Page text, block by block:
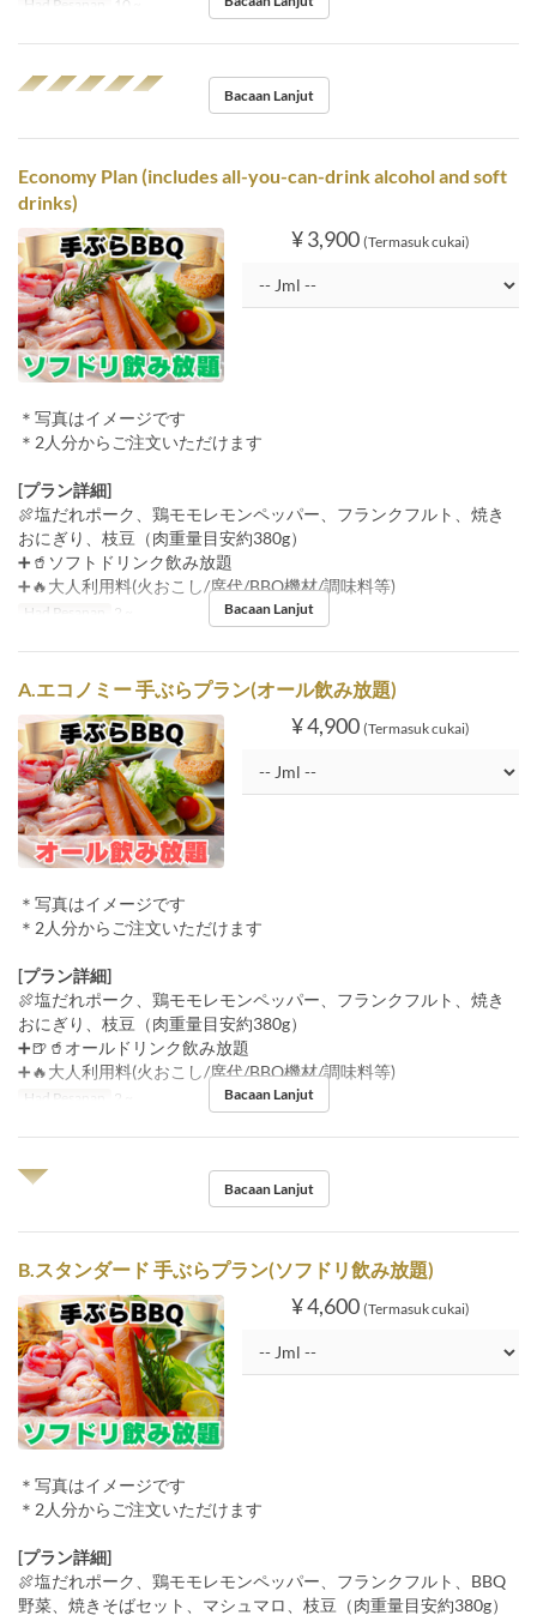
Had Pesanan 10 ~
◢◤◢◤◢◤◢◤◢◤
Bacaan Lanjut
Economy Plan (includes all-you-can-drink alcohol and soft
drinks)
¥ 3,900 (Termasuk cukai)
＊写真はイメージです
＊2人分からご注文いただけます
[プラン詳細]
🍖塩だれポーク、鶏モモレモンペッパー、フランクフルト、焼き
おにぎり、枝豆（肉重量目安約380g）
➕🥤ソフトドリンク飲み放題
➕🔥大人利用料(火おこし/席代/BBQ機材/調味料等)
Had Pesanan 2 ~ Bacaan Lanjut
A.エコノミー 手ぶらプラン(オール飲み放題)
¥ 4,900 (Termasuk cukai)
＊写真はイメージです
＊2人分からご注文いただけます
[プラン詳細]
🍖塩だれポーク、鶏モモレモンペッパー、フランクフルト、焼き
おにぎり、枝豆（肉重量目安約380g）
➕🍺🥤オールドリンク飲み放題
➕🔥大人利用料(火おこし/席代/BBQ機材/調味料等)
Had Pesanan 2 ~ Bacaan Lanjut
◥◤
Bacaan Lanjut
B.スタンダード 手ぶらプラン(ソフドリ飲み放題)
¥ 4,600 (Termasuk cukai)
＊写真はイメージです
＊2人分からご注文いただけます
[プラン詳細]
🍖塩だれポーク、鶏モモレモンペッパー、フランクフルト、BBQ
野菜、焼きそばセット、マシュマロ、枝豆（肉重量目安約380g）